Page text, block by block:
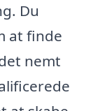
Du
at finde
nemt